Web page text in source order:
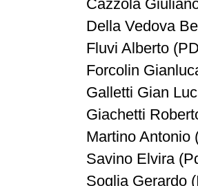
Cazzola
Della Vedova
Fluvi Alberto
Forcolin
Galletti Gian
Giachetti
Martino Antonio
Savino Elvira
Soglia Gerardo